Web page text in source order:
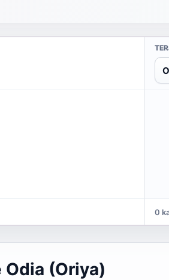
0
(Oriya)